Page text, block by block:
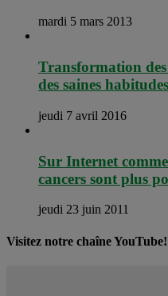
mardi 5 mars 2013
Transformation des
des saines
jeudi 7 avril 2016
Sur Internet
cancers sont plus
jeudi 23 juin 2011
Visitez notre chaîne YouTube!